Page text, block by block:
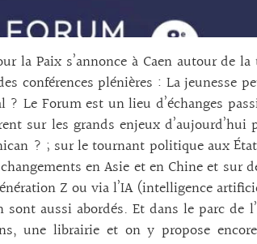
la Paix s’annonce à Caen autour de
conférences plénières : La jeunesse
Le Forum est un lieu d’échanges
sur les grands enjeux d’aujourd’hui
? ; sur le tournant politique aux
en Asie et en Chine et sur
Z ou via l’IA (intelligence
aussi abordés. Et dans le parc de
une librairie et on y propose